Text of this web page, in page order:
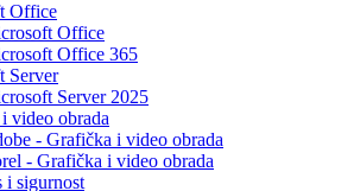
Office
Office
Office 365
Server
Server 2025
video obrada
- Grafička i video obrada
- Grafička i video obrada
i sigurnost